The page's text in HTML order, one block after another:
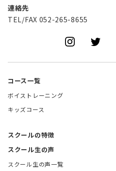
連絡先
TEL/FAX 052-265-8655
コース一覧
ボイストレーニング
キッズコース
スクールの特徴
スクール生の声
スクール生の声一覧